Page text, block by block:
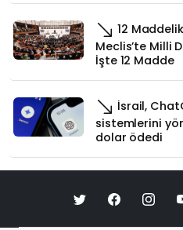
12
Meclis’te Milli
İşte 12 Madde
İsrail,
sistemlerini
dolar ödedi